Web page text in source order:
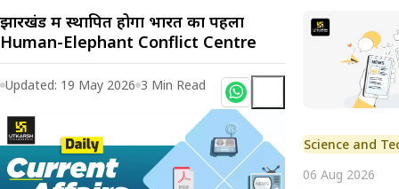
झारखंड में स्थापित होगा भारत का पहला
Human-Elephant Conflict Centre
Updated: 19 May 2026 3 Min Read
Science and
06 Aug 2026